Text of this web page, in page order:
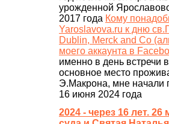
урожденной
2017 года Кому
Yaroslavova.ru к дню
Dublin, Merck and Co
моего аккаунта в
именно в день
основное место
Э.Макрона, мне начали
16 июня 2024 года
2024 - через 16 лет.